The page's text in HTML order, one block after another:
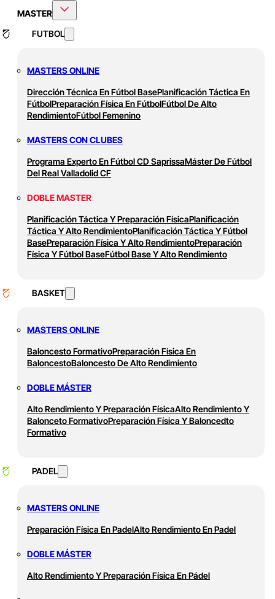
MASTER
FUTBOL
MASTERS ONLINE
Dirección Técnica En Fútbol BasePlanificación Táctica En
FútbolPreparación Física En FútbolFútbol De Alto
RendimientoFútbol Femenino
MASTERS CON CLUBES
Programa Experto En Fútbol CD SaprissaMáster De Fútbol
Del Real Valladolid CF
DOBLE MASTER
Planificación Táctica Y Preparación FísicaPlanificación
Táctica Y Alto RendimientoPlanificación Táctica Y Fútbol
BasePreparación Física Y Alto RendimientoPreparación
Física Y Fútbol BaseFútbol Base Y Alto Rendimiento
BASKET
MASTERS ONLINE
Baloncesto FormativoPreparación Física En
BaloncestoBaloncesto De Alto Rendimiento
DOBLE MÁSTER
Alto Rendimiento Y Preparación FísicaAlto Rendimiento Y
Balonceto FormativoPreparación Física Y Baloncedto
Formativo
PADEL
MASTERS ONLINE
Preparación Física En PadelAlto Rendimiento En Padel
DOBLE MÁSTER
Alto Rendimiento Y Preparación Física En Pádel